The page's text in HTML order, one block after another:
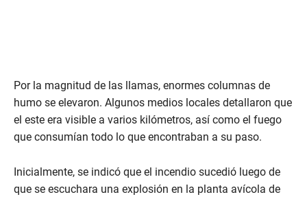
Por la magnitud de las llamas, enormes columnas de
humo se elevaron. Algunos medios locales detallaron que
el este era visible a varios kilómetros, así como el fuego
que consumían todo lo que encontraban a su paso.
Inicialmente, se indicó que el incendio sucedió luego de
que se escuchara una explosión en la planta avícola de